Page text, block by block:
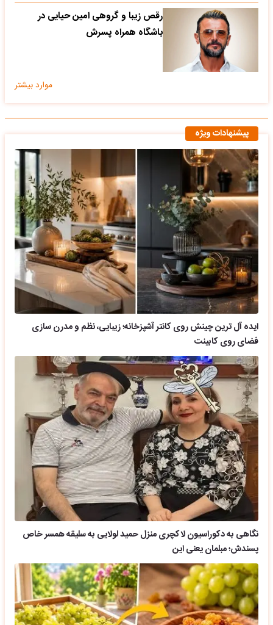
رقص زیبا و گروهی امین حیایی در
باشگاه همراه پسرش
موارد بیشتر
پیشنهادات ویژه
ایده آل ترین چینش روی کانتر آشپزخانه؛ زیبایی، نظم و مدرن سازی
فضای روی کابینت
نگاهی به دکوراسیون لاکچری منزل حمید لولایی به سلیقه همسر خاص
پسندش؛ مبلمان یعنی این